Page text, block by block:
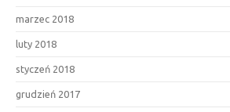
marzec 2018
luty 2018
styczeń 2018
grudzień 2017